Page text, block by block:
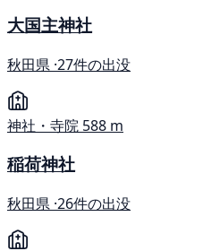
大国主神社
秋田県 ·27件の出没
神社・寺院 588 m
稲荷神社
秋田県 ·26件の出没